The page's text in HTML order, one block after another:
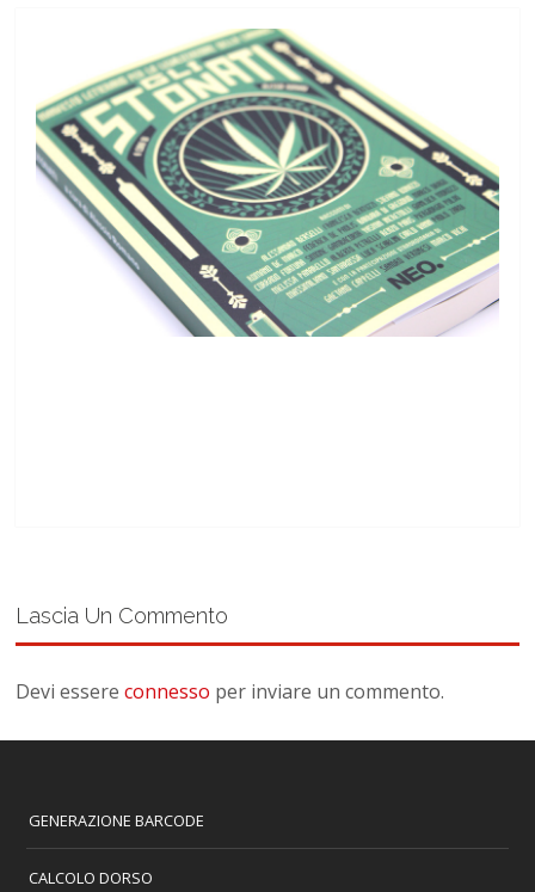
Lascia Un Commento
Devi essereconnesso per inviare un commento.
GENERAZIONE BARCODE
CALCOLO DORSO